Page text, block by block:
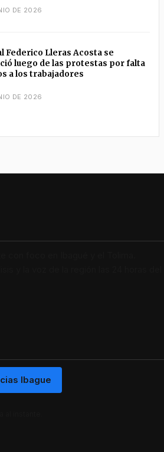
DE 2026
Federico Lleras Acosta se
luego de las protestas por falta
a los trabajadores
DE 2026
Ibague